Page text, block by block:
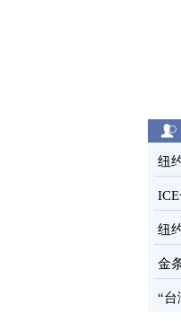
纽
通
纽
金
蓄
“台